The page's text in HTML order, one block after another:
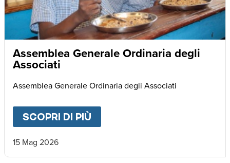
Assemblea Generale Ordinaria degli
Associati
Assemblea Generale Ordinaria degli Associati
SCOPRI DI PIÙ
15 Mag 2026